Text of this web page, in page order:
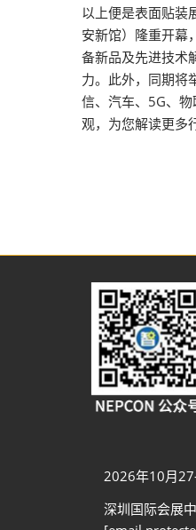
以上便是表面贴装
安新馆）隆重开幕
备新品及先进技术
力。此外，同期将
信、汽车、5G、
观，为您解读更多
2026年10月
深圳国际会展中